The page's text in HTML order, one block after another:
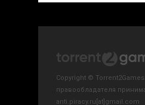
Copyright ©
правообладателя
anti.piracy.ru[at]gmail.com